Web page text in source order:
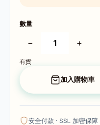
數量
− +
有貨
加入購物車
安全付款 · SSL 加密保障